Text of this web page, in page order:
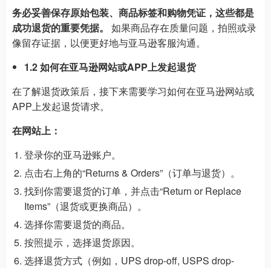
务必妥善保存原始包装、商品标签和购物凭证，这些都是
成功退货的重要凭据。
如果商品存在质量问题，拍照或录
像留存证据，以便更好地与亚马逊客服沟通。
1.2 如何在亚马逊网站或APP上发起退货
在了解退货政策后，接下来需要学习如何在亚马逊网站或
APP上发起退货请求。
在网站上：
登录你的亚马逊账户。
点击右上角的“Returns & Orders”（订单与退货）。
找到你需要退货的订单，并点击“Return or Replace
Items”（退货或更换商品）。
选择你需要退货的商品。
按照提示，选择退货原因。
选择退货方式（例如，UPS drop-off, USPS drop-